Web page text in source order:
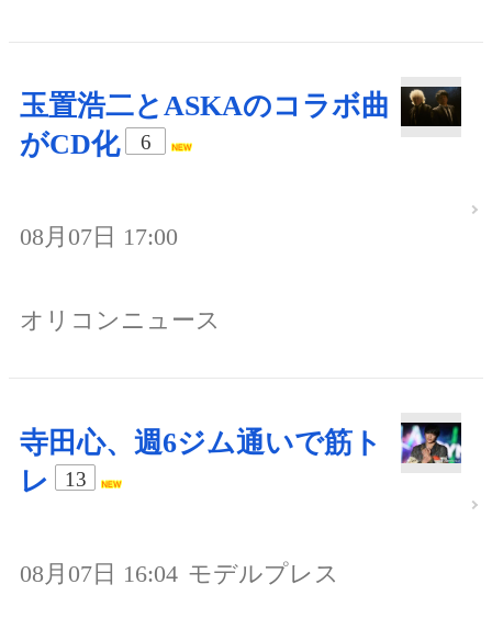
玉置浩二とASKAのコラボ曲
がCD化
6
08月07日 17:00
オリコンニュース
寺田心、週6ジム通いで筋ト
レ
13
08月07日 16:04 モデルプレス